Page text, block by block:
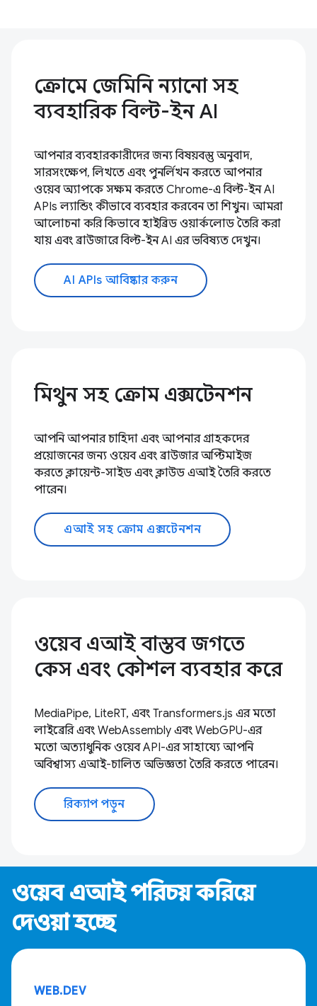
ক্রোমে জেমিনি ন্যানো সহ
ব্যবহারিক বিল্ট-ইন AI
আপনার ব্যবহারকারীদের জন্য বিষয়বস্তু অনুবাদ,
সারসংক্ষেপ, লিখতে এবং পুনর্লিখন করতে আপনার
ওয়েব অ্যাপকে সক্ষম করতে Chrome-এ বিল্ট-ইন AI
APIs ল্যান্ডিং কীভাবে ব্যবহার করবেন তা শিখুন। আমরা
আলোচনা করি কিভাবে হাইব্রিড ওয়ার্কলোড তৈরি করা
যায় এবং ব্রাউজারে বিল্ট-ইন AI এর ভবিষ্যত দেখুন।
AI APIs আবিষ্কার করুন
মিথুন সহ ক্রোম এক্সটেনশন
আপনি আপনার চাহিদা এবং আপনার গ্রাহকদের
প্রয়োজনের জন্য ওয়েব এবং ব্রাউজার অপ্টিমাইজ
করতে ক্লায়েন্ট-সাইড এবং ক্লাউড এআই তৈরি করতে
পারেন।
এআই সহ ক্রোম এক্সটেনশন
ওয়েব এআই বাস্তব জগতে
কেস এবং কৌশল ব্যবহার করে
MediaPipe, LiteRT, এবং Transformers.js এর মতো
লাইব্রেরি এবং WebAssembly এবং WebGPU-এর
মতো অত্যাধুনিক ওয়েব API-এর সাহায্যে আপনি
অবিশ্বাস্য এআই-চালিত অভিজ্ঞতা তৈরি করতে পারেন।
রিক্যাপ পড়ুন
ওয়েব এআই পরিচয় করিয়ে
দেওয়া হচ্ছে
WEB.DEV